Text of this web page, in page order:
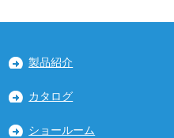
製品紹介
カタログ
ショールーム